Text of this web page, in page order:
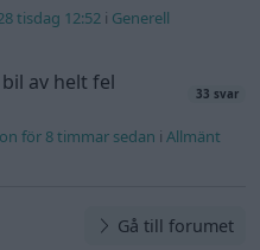
tisdag 12:52 i Generell
av helt fel
33 svar
för 8 timmar sedan iAllmänt
Gå till forumet